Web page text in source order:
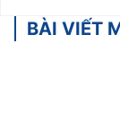
BÀI VIẾT